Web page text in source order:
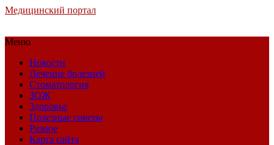
Медицинский портал
Меню
Новости
Лечение болезней
Стоматология
ЗОЖ
Здоровье
Полезные советы
Разное
Карта сайта